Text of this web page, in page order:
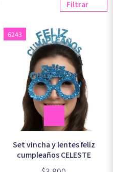
Filtrar
6243
Set vincha y lentes feliz
cumpleaños CELESTE